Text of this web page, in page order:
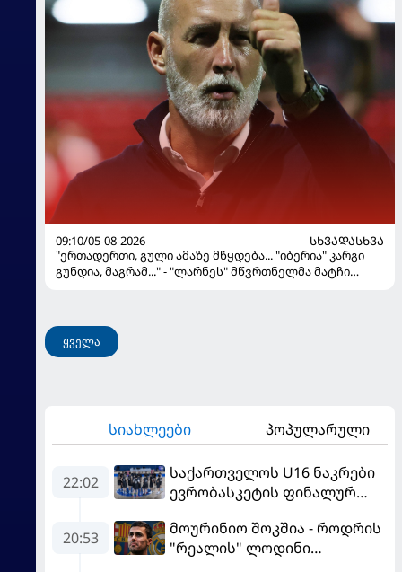
09:10/05-08-2026
ᲡᲮᲕᲐᲓᲐᲡᲮᲕᲐ
"ერთადერთი, გული ამაზე მწყდება... "იბერია" კარგი
გუნდია, მაგრამ..." - "ლარნეს" მწვრთნელმა მატჩი
ყველა
სიახლეები პოპულარული
22:02
საქართველოს U16 ნაკრები
ევრობასკეტის ფინალურ
ასპარეზობას იწყებს
20:53
მოურინიო შოკშია - როდრის
"რეალის" ლოდინი